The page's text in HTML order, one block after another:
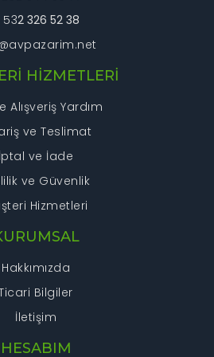
Gönder
532 326 52 38
HİZMETLERİ
Alışveriş Yardım
ve Teslimat
İptal ve İade
ve Güvenlik
Hizmetleri
Hakkımızda
Bilgiler
İletişim
HESABIM